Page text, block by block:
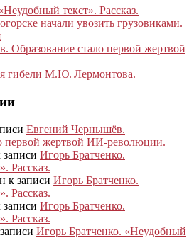
текст». Рассказ.
начали увозить грузовиками.
Образование стало первой жертвой
гибели М.Ю. Лермонтова.
Евгений Чернышёв.
первой жертвой ИИ-революции.
записи Игорь Братченко.
Рассказ.
к записи Игорь Братченко.
Рассказ.
записи Игорь Братченко.
Рассказ.
Игорь Братченко. «Неудобный